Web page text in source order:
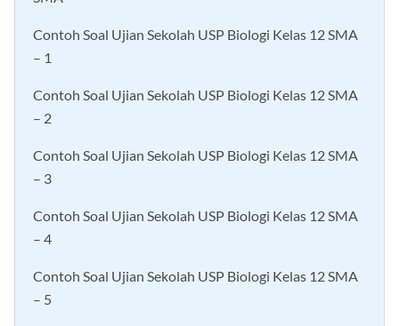
Contoh Soal Ujian Sekolah USP Biologi Kelas 12 SMA
– 1
Contoh Soal Ujian Sekolah USP Biologi Kelas 12 SMA
– 2
Contoh Soal Ujian Sekolah USP Biologi Kelas 12 SMA
– 3
Contoh Soal Ujian Sekolah USP Biologi Kelas 12 SMA
– 4
Contoh Soal Ujian Sekolah USP Biologi Kelas 12 SMA
– 5